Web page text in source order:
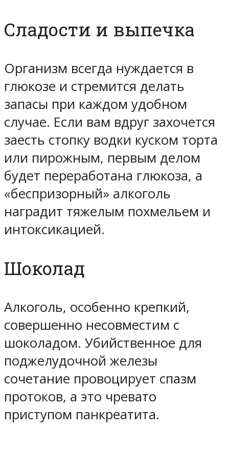
Сладости и выпечка
Организм всегда нуждается в
глюкозе и стремится делать
запасы при каждом удобном
случае. Если вам вдруг захочется
заесть стопку водки куском торта
или пирожным, первым делом
будет переработана глюкоза, а
«беспризорный» алкоголь
наградит тяжелым похмельем и
интоксикацией.
Шоколад
Алкоголь, особенно крепкий,
совершенно несовместим с
шоколадом. Убийственное для
поджелудочной железы
сочетание провоцирует спазм
протоков, а это чревато
приступом панкреатита.